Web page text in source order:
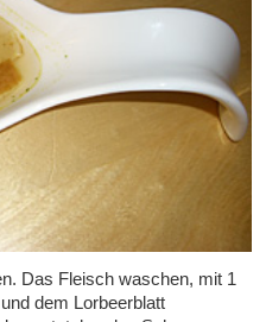
Das Fleisch waschen, mit 1
dem Lorbeerblatt